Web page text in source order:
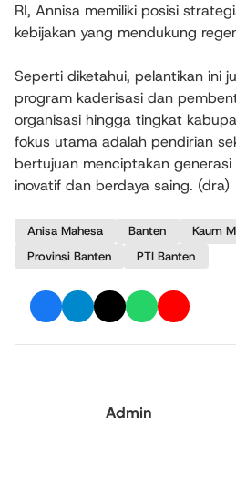
RI, Annisa memiliki posisi
kebijakan yang mendukung
Seperti diketahui, pelantikan ini
program kaderisasi dan
organisasi hingga tingkat
fokus utama adalah pendirian
bertujuan menciptakan
inovatif dan berdaya saing. (dra)
Anisa Mahesa Banten Kaum
Provinsi Banten
PTI Banten
Admin